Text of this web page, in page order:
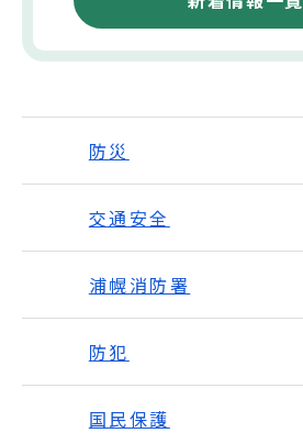
防災
交通安全
浦幌消防署
防犯
国民保護